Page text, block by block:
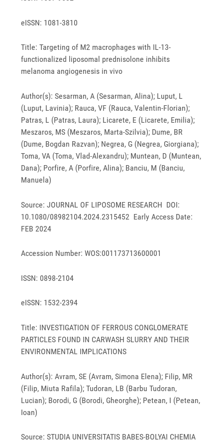
eISSN: 1081-3810
Title: Targeting of M2 macrophages with IL-13-
functionalized liposomal prednisolone inhibits
melanoma angiogenesis in vivo
Author(s): Sesarman, A (Sesarman, Alina); Luput, L
(Luput, Lavinia); Rauca, VF (Rauca, Valentin-Florian);
Patras, L (Patras, Laura); Licarete, E (Licarete, Emilia);
Meszaros, MS (Meszaros, Marta-Szilvia); Dume, BR
(Dume, Bogdan Razvan); Negrea, G (Negrea, Giorgiana);
Toma, VA (Toma, Vlad-Alexandru); Muntean, D (Muntean,
Dana); Porfire, A (Porfire, Alina); Banciu, M (Banciu,
Manuela)
Source: JOURNAL OF LIPOSOME RESEARCH DOI:
10.1080/08982104.2024.2315452 Early Access Date:
FEB 2024
Accession Number: WOS:001173713600001
ISSN: 0898-2104
eISSN: 1532-2394
Title: INVESTIGATION OF FERROUS CONGLOMERATE
PARTICLES FOUND IN CARWASH SLURRY AND THEIR
ENVIRONMENTAL IMPLICATIONS
Author(s): Avram, SE (Avram, Simona Elena); Filip, MR
(Filip, Miuta Rafila); Tudoran, LB (Barbu Tudoran,
Lucian); Borodi, G (Borodi, Gheorghe); Petean, I (Petean,
Ioan)
Source: STUDIA UNIVERSITATIS BABES-BOLYAI CHEMIA